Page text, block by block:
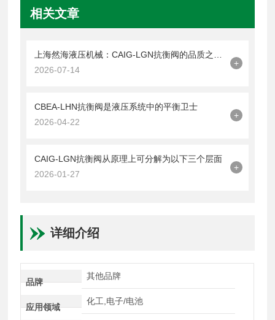
相关文章
2026-07-14
+
CBEA-LHN抗衡阀是液压系统中的平衡卫士
2026-04-22
+
CAIG-LGN抗衡阀从原理上可分解为以下三个层面
2026-01-27
+
详细介绍
品牌
其他品牌
应用领域
化工,电子/电池